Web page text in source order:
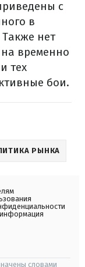
с
в
нет
временно
тех
бои.
РЫНКА
словами